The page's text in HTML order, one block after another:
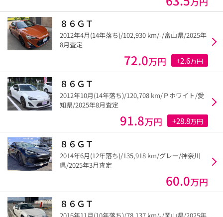
８６ＧＴ
2012年4月(14年落ち)/102,930 km/-/富山県/2025年
8月査定
72.0万円 +2.6万円
８６ＧＴ
2012年10月(14年落ち)/120,708 km/Ｐホワイト/愛
知県/2025年8月査定
91.8万円 +28.8万円
８６ＧＴ
2014年6月(12年落ち)/135,918 km/グレー/神奈川
県/2025年3月査定
60.0万円
８６ＧＴ
2016年11月(10年落ち)/78,137 km/-/岡山県/2025年